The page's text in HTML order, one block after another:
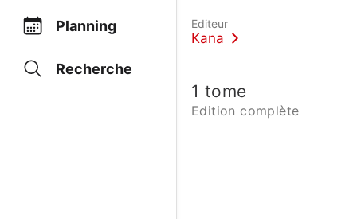
Planning
Recherche
Editeur
Kana
1 tome
Edition complète